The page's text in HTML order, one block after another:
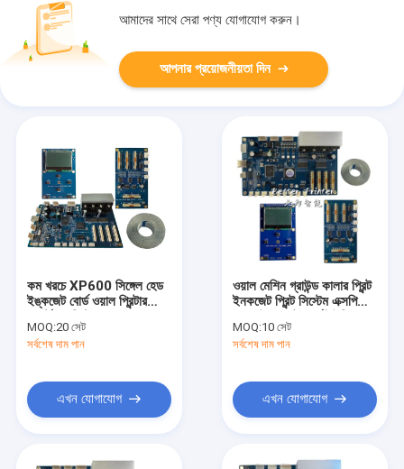
আমাদের সাথে সেরা পণ্য যোগাযোগ করুন।
আপনার প্রয়োজনীয়তা দিন
কম খরচে XP600 সিঙ্গেল হেড
ইঙ্কজেট বোর্ড ওয়াল প্রিন্টার
করুন
MOQ:20 সেট
সর্বশেষ দাম পান
এখন যোগাযোগ
ওয়াল মেশিন গ্রাউন্ড কালার প্রিন্ট
ইনকজেট প্রিন্ট সিস্টেম এক্সপি
প্রিন্টার ফটো ফ্ল্যাট ইন্ডাস্ট্রিয়াল
প্রিন্টার বোর্ড
MOQ:10 সেট
সর্বশেষ দাম পান
এখন যোগাযোগ